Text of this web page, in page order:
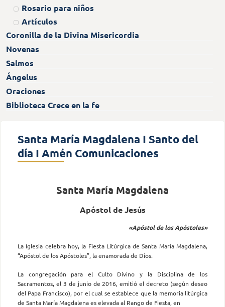
Rosario para niños
Artículos
Coronilla de la Divina Misericordia
Novenas
Salmos
Ángelus
Oraciones
Biblioteca Crece en la fe
Santa María Magdalena I Santo del
día I Amén Comunicaciones
Santa María Magdalena
Apóstol de Jesús
«Apóstol de los Apóstoles»
La Iglesia celebra hoy, la Fiesta Litúrgica de Santa María Magdalena,
“Apóstol de los Apóstoles”, la enamorada de Dios.
La congregación para el Culto Divino y la Disciplina de los
Sacramentos, el 3 de junio de 2016, emitió el decreto (según deseo
del Papa Francisco), por el cual se establece que la memoria litúrgica
de Santa María Magdalena es elevada al Rango de Fiesta, en